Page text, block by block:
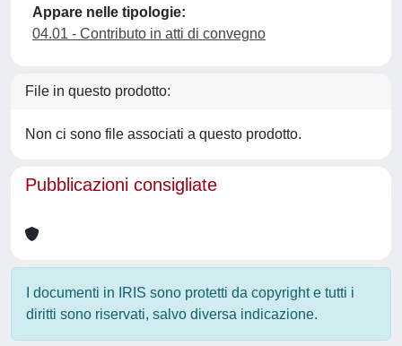
Appare nelle tipologie:
04.01 - Contributo in atti di convegno
File in questo prodotto:
Non ci sono file associati a questo prodotto.
Pubblicazioni consigliate
I documenti in IRIS sono protetti da copyright e tutti i
diritti sono riservati, salvo diversa indicazione.